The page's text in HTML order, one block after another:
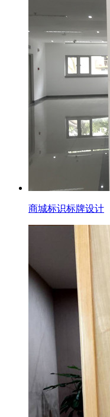
商城标识标牌设计